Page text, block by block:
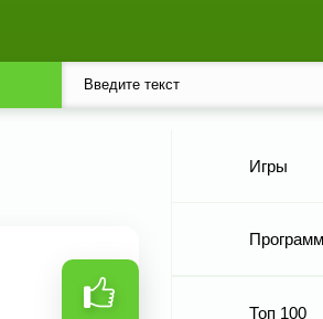
Игры
Топ 100